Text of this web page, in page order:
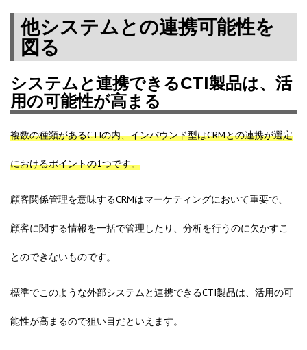
他システムとの連携可能性を
図る
システムと連携できるCTI製品は、活
用の可能性が高まる
複数の種類があるCTIの内、インバウンド型はCRMとの連携が選定
におけるポイントの1つです。
顧客関係管理を意味するCRMはマーケティングにおいて重要で、
顧客に関する情報を一括で管理したり、分析を行うのに欠かすこ
とのできないものです。
標準でこのような外部システムと連携できるCTI製品は、活用の可
能性が高まるので狙い目だといえます。